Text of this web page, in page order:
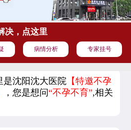
决，点这里
病情分析 专家挂号
是沈阳沈大医院 【特邀不孕
，您是想问“不孕不育”,相关